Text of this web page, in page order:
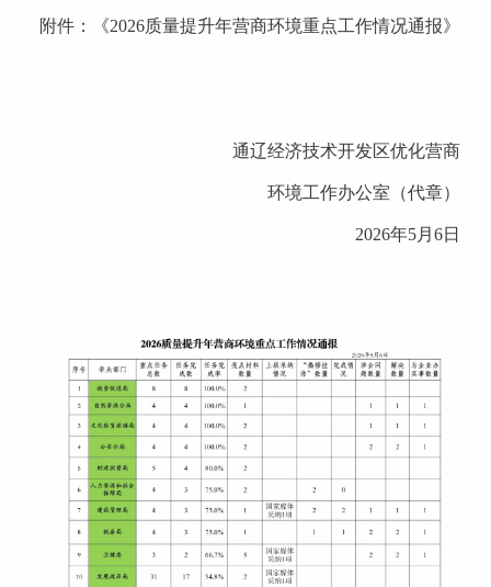
附件：《2026质量提升年营商环境重点工作情况通报》
通辽经济技术开发区优化营商
环境工作办公室（代章）
2026年5月6日